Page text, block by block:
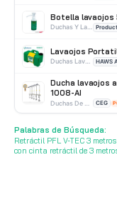
Botella lavaojos
Duchas Y Lavaojos
Lavaojos
Duchas Lavaojos Portatiles
Ducha lavaojos
1008-AI
CEG
Ducha y
Duchas De Acero Galvanizado Encon
Palabras de Búsqueda:
Retráctil PFL V-TEC 3
con cinta retráctil de 3